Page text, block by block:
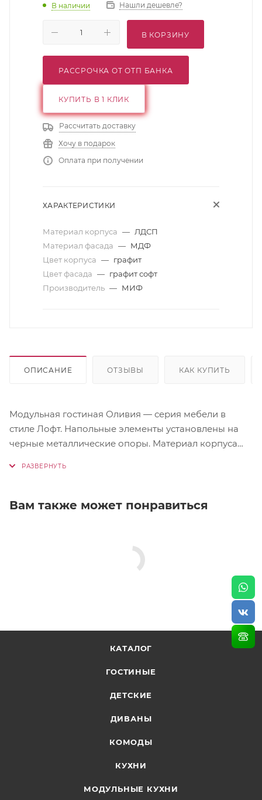
В наличии Нашли дешевле?
В КОРЗИНУ
РАССРОЧКА ОТ ОТП БАНКА
КУПИТЬ В 1 КЛИК
Рассчитать доставку
Хочу в подарок
Оплата при получении
ХАРАКТЕРИСТИКИ
Материал корпуса — ЛДСП
Материал фасада — МДФ
Цвет корпуса — графит
Цвет фасада — графит софт
Производитель — МИФ
ОПИСАНИЕ ОТЗЫВЫ КАК КУПИТЬ
Модульная гостиная Оливия — серия мебели в
стиле Лофт. Напольные элементы установлены на
черные металлические опоры. Материал корпуса
Оливия (800х330х442 мм) — 4шт. Полка малая
Вам также может понравиться
КАТАЛОГ
ГОСТИНЫЕ
ДЕТСКИЕ
ДИВАНЫ
КОМОДЫ
КУХНИ
МОДУЛЬНЫЕ КУХНИ